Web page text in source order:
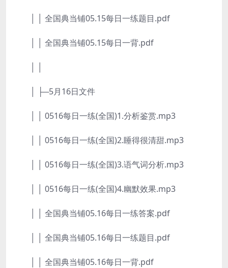
│ │ 全国典当铺05.15每日一练题目.pdf
│ │ 全国典当铺05.15每日一背.pdf
│ ├─5月16日文件
│ │ 0516每日一练(全国)1.分析鉴赏.mp3
│ │ 0516每日一练(全国)2.睡得很清甜.mp3
│ │ 0516每日一练(全国)3.语气词分析.mp3
│ │ 0516每日一练(全国)4.幽默效果.mp3
│ │ 全国典当铺05.16每日一练答案.pdf
│ │ 全国典当铺05.16每日一练题目.pdf
│ │ 全国典当铺05.16每日一背.pdf